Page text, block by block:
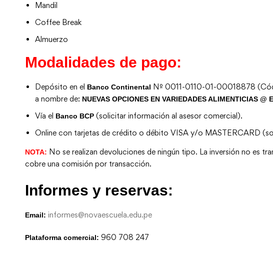
Mandil
Coffee Break
Almuerzo
Modalidades de pago:
Depósito en el Banco Continental Nº 0011-0110-01-00018878
a nombre de: NUEVAS OPCIONES EN VARIEDADES ALIMENTICIAS @
Vía el Banco BCP (solicitar información al asesor comercial).
Online con tarjetas de crédito o débito VISA y/o MASTERCARD
NOTA: No se realizan devoluciones de ningún tipo. La inversión no es
cobre una comisión por transacción.
Informes y reservas:
Email: informes@novaescuela.edu.pe
Plataforma comercial: 960 708 247